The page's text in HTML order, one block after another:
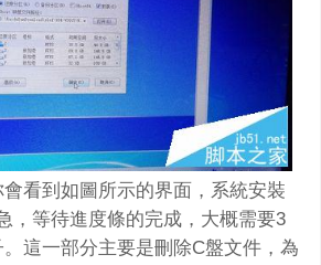
看到如圖所示的界面，系統安裝
，等待進度條的完成，大概需要3
這一部分主要是刪除C盤文件，為